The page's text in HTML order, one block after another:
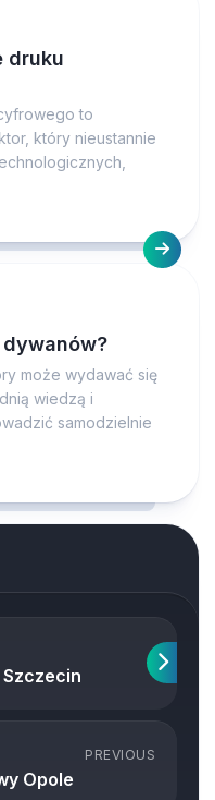
druku
to
który nieustannie
może wydawać się
wiedzą i
samodzielnie
PREVIOUS
Opole